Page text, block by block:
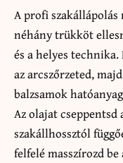
A profi szakállápolás
néhány trükköt
és a helyes
az arcszőrzeted,
balzsamok
Az olajat cseppentsd
szakállhossztól
felfelé masszírozd be